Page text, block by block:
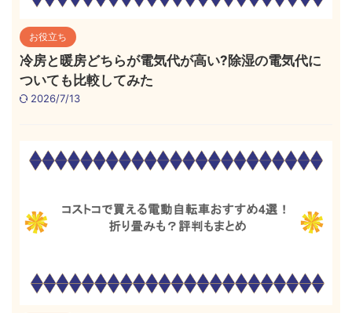
お役立ち
冷房と暖房どちらが電気代が高い?除湿の電気代に
ついても比較してみた
2026/7/13